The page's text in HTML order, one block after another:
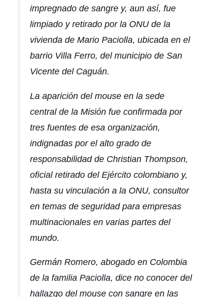
impregnado de sangre y, aun así, fue
limpiado y retirado por la ONU de la
vivienda de Mario Paciolla, ubicada en el
barrio Villa Ferro, del municipio de San
Vicente del Caguán.
La aparición del mouse en la sede
central de la Misión fue confirmada por
tres fuentes de esa organización,
indignadas por el alto grado de
responsabilidad de Christian Thompson,
oficial retirado del Ejército colombiano y,
hasta su vinculación a la ONU, consultor
en temas de seguridad para empresas
multinacionales en varias partes del
mundo.
Germán Romero, abogado en Colombia
de la familia Paciolla, dice no conocer del
hallazgo del mouse con sangre en las